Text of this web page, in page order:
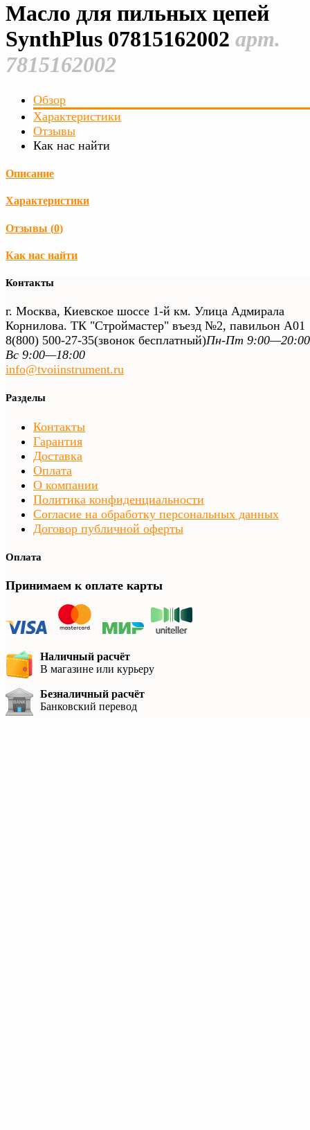
Масло для пильных цепей
SynthPlus 07815162002 арт.
7815162002
Обзор
Характеристики
Отзывы
Как нас найти
Описание
Характеристики
Отзывы (0)
Как нас найти
Контакты
г. Москва, Киевское шоссе 1-й км. Улица Адмирала
Корнилова. ТК "Строймастер" въезд №2, павильон А01
8(800) 500-27-35(звонок бесплатный)Пн-Пт
Вс 9:00—18:00
info@tvoiinstrument.ru
Разделы
Контакты
Гарантия
Доставка
Оплата
О компании
Политика конфиденциальности
Согласие на обработку персональных данных
Договор публичной оферты
Оплата
Принимаем к оплате карты
Наличный расчёт
В магазине или курьеру
Безналичный расчёт
Банковский перевод